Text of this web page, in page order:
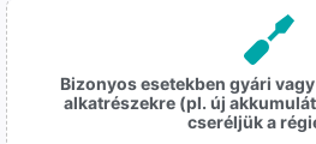
Bizonyos esetekben gyári
alkatrészekre (pl. új
cseréljük a